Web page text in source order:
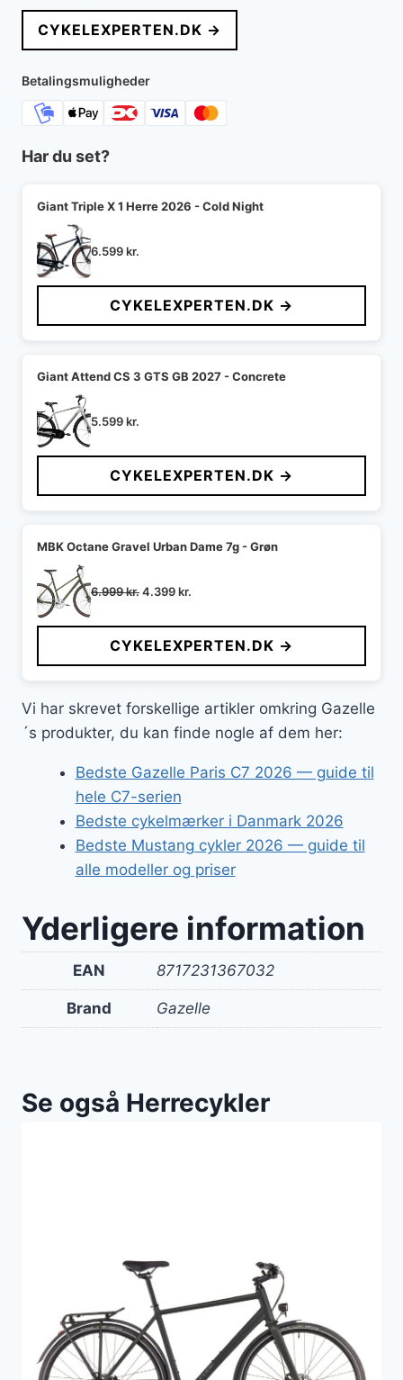
CYKELEXPERTEN.DK →
Betalingsmuligheder
Har du set?
Giant Triple X 1 Herre 2026 - Cold Night
6.599kr.
CYKELEXPERTEN.DK →
Giant Attend CS 3 GTS GB 2027 - Concrete
5.599kr.
CYKELEXPERTEN.DK →
MBK Octane Gravel Urban Dame 7g - Grøn
6.999kr.Den
pris
var:
6.999 kr..
4.399kr.
pris
er:
4.399 kr..
CYKELEXPERTEN.DK →
Vi har skrevet forskellige artikler omkring Gazelle
´s produkter, du kan finde nogle af dem her:
Bedste Gazelle Paris C7 2026 — guide til
hele C7-serien
Bedste cykelmærker i Danmark 2026
Bedste Mustang cykler 2026 — guide til
alle modeller og priser
Yderligere information
EAN 8717231367032
Brand Gazelle
Se også Herrecykler